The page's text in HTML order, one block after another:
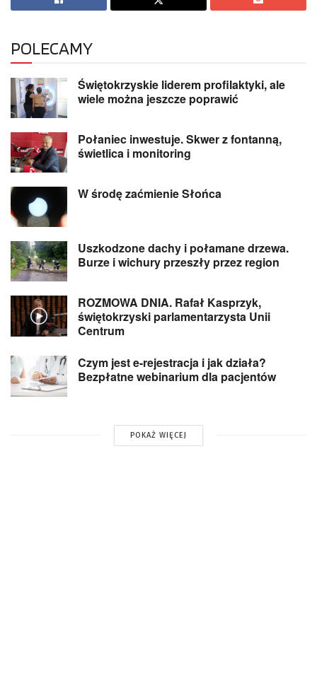
POLECAMY
Świętokrzyskie liderem profilaktyki, ale
wiele można jeszcze poprawić
Połaniec inwestuje. Skwer z fontanną,
świetlica i monitoring
W środę zaćmienie Słońca
Uszkodzone dachy i połamane drzewa.
Burze i wichury przeszły przez region
ROZMOWA DNIA. Rafał Kasprzyk,
świętokrzyski parlamentarzysta Unii
Centrum
Czym jest e-rejestracja i jak działa?
Bezpłatne webinarium dla pacjentów
POKAŻ WIĘCEJ